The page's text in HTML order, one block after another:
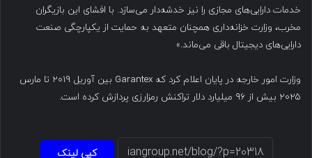
خدمات دارایی‌های مجازی را نیز خدشه‌دار می‌سازد. با افشای این بازیگران
مخرب، وزارت خزانه‌داری همچنان متعهد به حمایت از یکپارچگی صنعت
دارایی‌های دیجیتال باقی می‌ماند.»
وزارت امور خارجه در پایان اعلام کرد که Garantex بین آوریل ۲۰۱۹ تا مارس
۲۰۲۵ بیش از ۹۶ میلیارد دلار تراکنش رمزارزی پردازش کرده است.
کپی لینک